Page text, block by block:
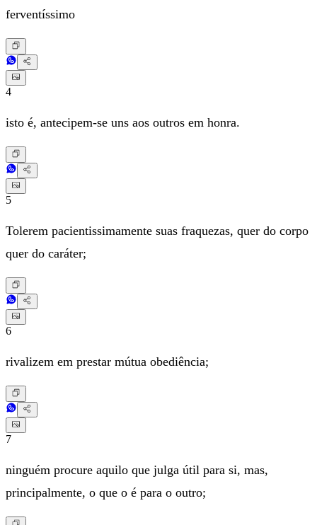
ferventíssimo
4
isto é, antecipem-se uns aos outros em honra.
5
Tolerem pacientissimamente suas fraquezas, quer do corpo
quer do caráter;
6
rivalizem em prestar mútua obediência;
7
ninguém procure aquilo que julga útil para si, mas,
principalmente, o que o é para o outro;